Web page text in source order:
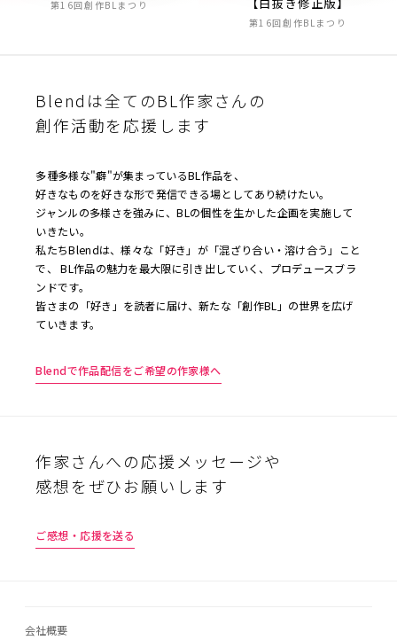
第16回創作BLまつり
第16回創作BLまつり
Blendは全てのBL作家さんの
創作活動を応援します
多種多様な"癖"が集まっているBL作品を、
好きなものを好きな形で発信できる場としてあり続けたい。
ジャンルの多様さを強みに、BLの個性を生かした企画を実施して
いきたい。
私たちBlendは、様々な「好き」が「混ざり合い・溶け合う」こと
で、 BL作品の魅力を最大限に引き出していく、プロデュースブラ
ンドです。
皆さまの「好き」を読者に届け、新たな「創作BL」の世界を広げ
ていきます。
Blendで作品配信をご希望の作家様へ
作家さんへの応援メッセージや
感想をぜひお願いします
ご感想・応援を送る
会社概要